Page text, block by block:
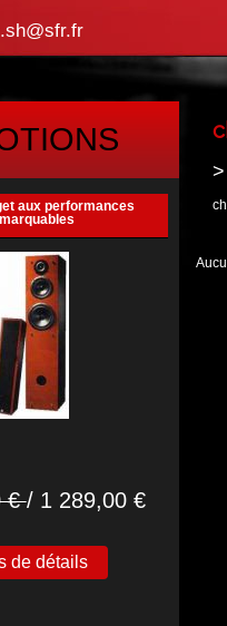
aux performances
€/ 1 289,00 €
de détails
>